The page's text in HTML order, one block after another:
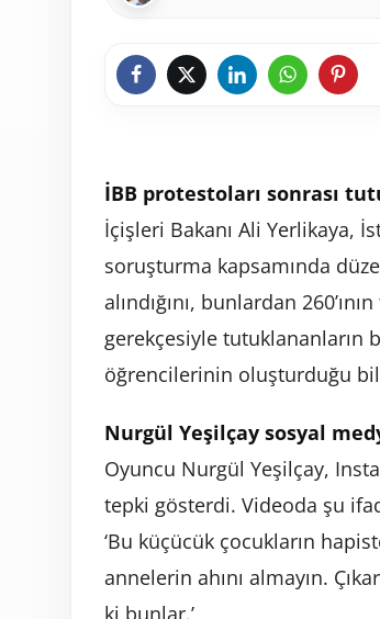
İBB protestoları sonrası
İçişleri Bakanı Ali Yerlikaya,
soruşturma kapsamında
alındığını, bunlardan
gerekçesiyle tutuklananların
öğrencilerinin oluşturduğu
Nurgül Yeşilçay sosyal
Oyuncu Nurgül Yeşilçay,
tepki gösterdi. Videoda şu
‘Bu küçücük çocukların
annelerin ahını almayın.
ki bunlar.’